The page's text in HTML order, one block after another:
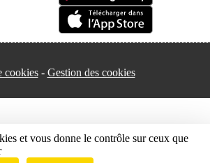
cookies Gestion des cookies
et vous donne le contrôle sur ceux que